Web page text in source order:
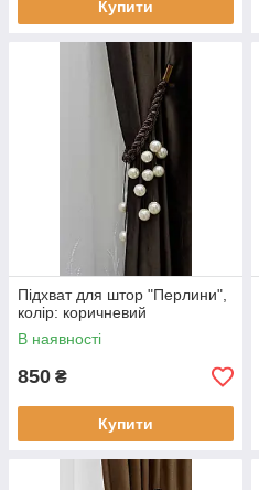
Купити
Підхват для штор "Перлини",
колір: коричневий
В наявності
850 ₴
Купити